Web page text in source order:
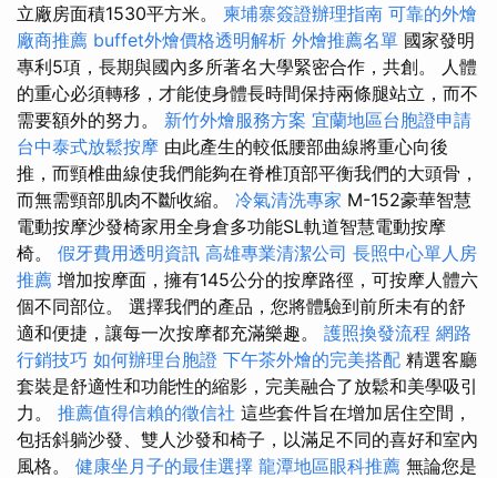
立廠房面積1530平方米。 柬埔寨簽證辦理指南 可靠的外燴
廠商推薦 buffet外燴價格透明解析 外燴推薦名單 國家發明
專利5項，長期與國內多所著名大學緊密合作，共創。 人體
的重心必須轉移，才能使身體長時間保持兩條腿站立，而不
需要額外的努力。 新竹外燴服務方案 宜蘭地區台胞證申請
台中泰式放鬆按摩 由此產生的較低腰部曲線將重心向後
推，而頸椎曲線使我們能夠在脊椎頂部平衡我們的大頭骨，
而無需頸部肌肉不斷收縮。 冷氣清洗專家 M-152豪華智慧
電動按摩沙發椅家用全身倉多功能SL軌道智慧電動按摩
椅。 假牙費用透明資訊 高雄專業清潔公司 長照中心單人房
推薦 增加按摩面，擁有145公分的按摩路徑，可按摩人體六
個不同部位。 選擇我們的產品，您將體驗到前所未有的舒
適和便捷，讓每一次按摩都充滿樂趣。 護照換發流程 網路
行銷技巧 如何辦理台胞證 下午茶外燴的完美搭配 精選客廳
套裝是舒適性和功能性的縮影，完美融合了放鬆和美學吸引
力。 推薦值得信賴的徵信社 這些套件旨在增加居住空間，
包括斜躺沙發、雙人沙發和椅子，以滿足不同的喜好和室內
風格。 健康坐月子的最佳選擇 龍潭地區眼科推薦 無論您是